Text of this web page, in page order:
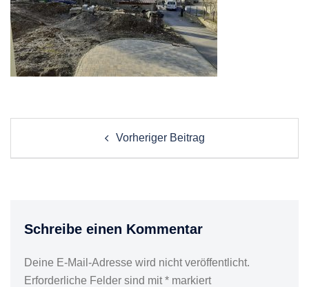
Vorheriger Beitrag
Schreibe einen Kommentar
Deine E-Mail-Adresse wird nicht veröffentlicht.
Erforderliche Felder sind mit* markiert